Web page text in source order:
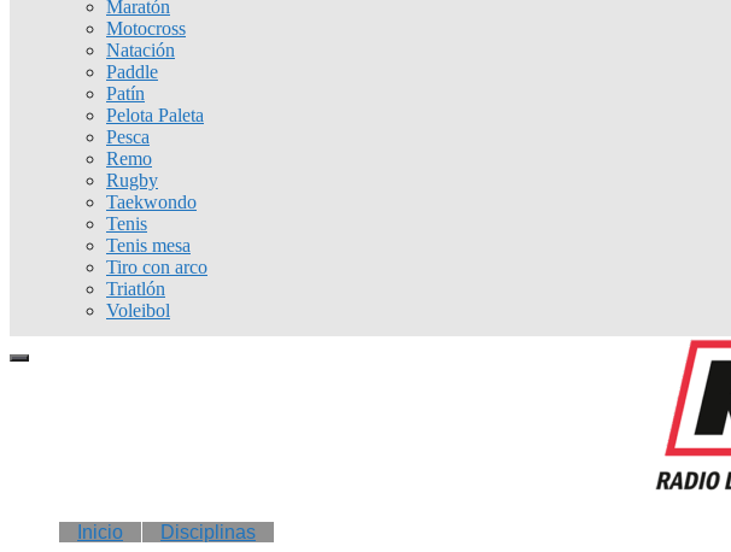
Maratón
Motocross
Natación
Paddle
Patín
Pelota Paleta
Pesca
Remo
Rugby
Taekwondo
Tenis
Tenis mesa
Tiro con arco
Triatlón
Voleibol
Inicio Disciplinas